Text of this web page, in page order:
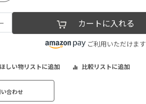
− カートに入れる
ご利用いただけます
ほしい物リストに追加 比較リストに追加
合わせ